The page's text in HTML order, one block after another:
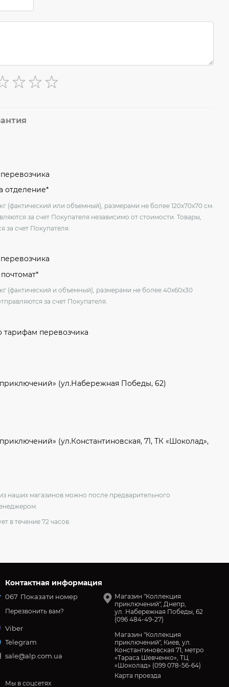
отделение*
(фактический или объемный), размерами не более 120х70х70 см.
за счет Покупателя независимо от стоимости. Товары,
за счет Покупателя.
(фактический и объемный), размерами не более 40х60х30
за счет Покупателя.
тарифам перевозчика
(ул.Набережная Победы, 62)
(ул.Константиновская, 71, ТК «Шоколад»,
наших магазинов можно после предварительного
в течение 72 часов.
Контактная информация
067 Показати номер
Перезвонить вам?
Viber
Telegram
sale@alp.com.ua
Магазин "Коллекция
приключений", Днепр,
ул. Набережная Победы, 62
(096 484-49-27)
Магазин "Коллекция
приключений", Киев, ул.
Константиновская 71, метро
«Тараса Шевченко», ТЦ
«Шоколад» (099 078-56-64)
Карта проезда
Мы в соцсетях